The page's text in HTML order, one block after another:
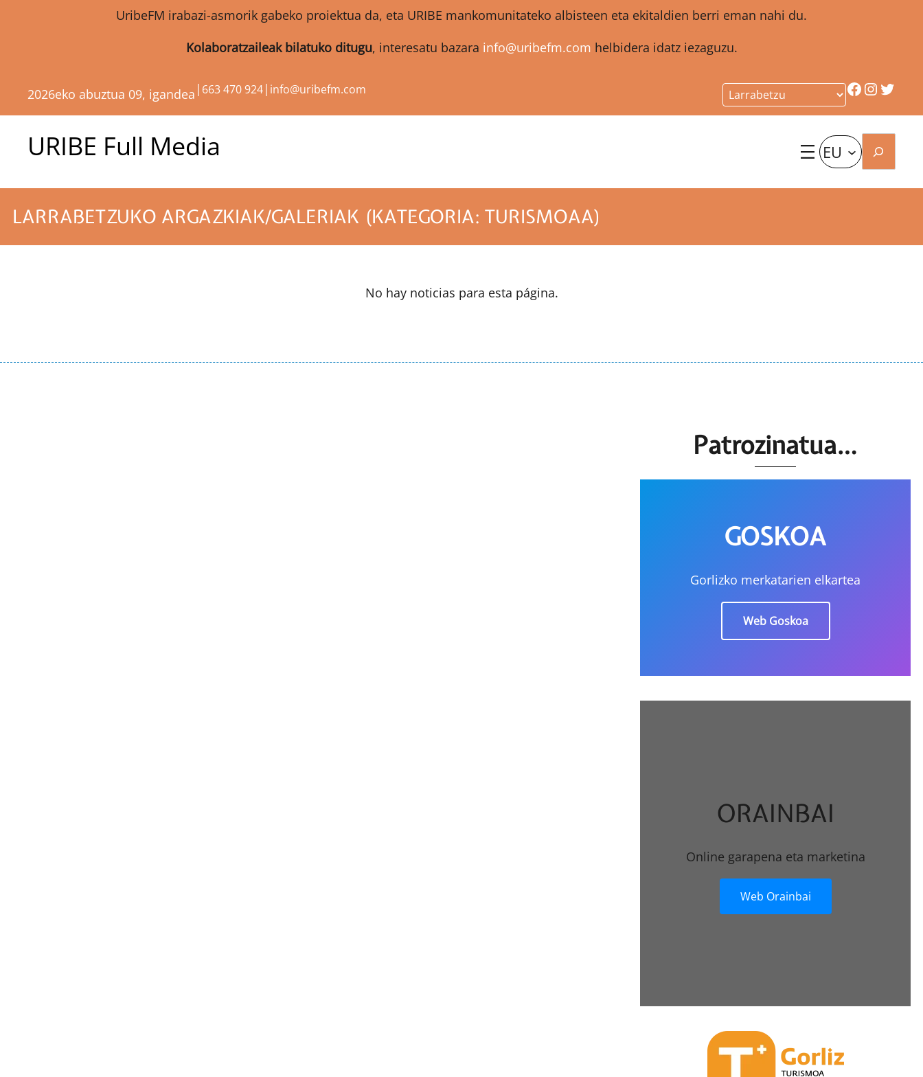
UribeFM irabazi-asmorik gabeko proiektua da, eta URIBE mankomunitateko albisteen eta ekitaldien berri eman nahi du.
Kolaboratzaileak bilatuko ditugu, interesatu bazara info@uribefm.com helbidera idatz iezaguzu.
2026eko abuztua 09, igandea | 663 470 924| info@uribefm.com Facebook
URIBE Full Media EU Bilatu
LARRABETZUKO ARGAZKIAK/GALERIAK (KATEGORIA: TURISMOAA)
No hay noticias para esta página.
Patrozinatua…
GOSKOA
Gorlizko merkatarien elkartea
Web Goskoa
ORAINBAI
Online garapena eta marketina
Web Orainbai